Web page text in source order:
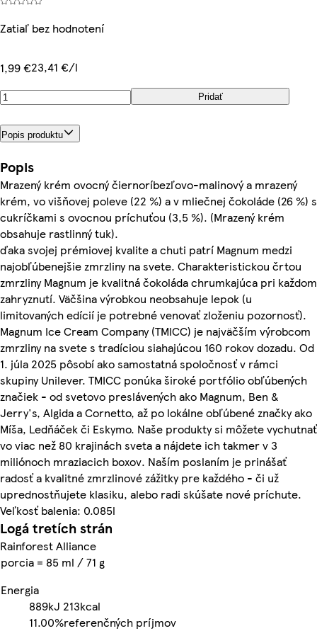
Zatiaľ bez hodnotení
1,99 €23,41 €/l
Pridať
Popis produktu
Popis
Mrazený krém ovocný čiernoríbezľovo-malinový a mrazený
krém, vo višňovej poleve (22 %) a v mliečnej čokoláde (26 %) s
cukríčkami s ovocnou príchuťou (3,5 %). (Mrazený krém
obsahuje rastlinný tuk).
ďaka svojej prémiovej kvalite a chuti patrí Magnum medzi
najobľúbenejšie zmrzliny na svete. Charakteristickou črtou
zmrzliny Magnum je kvalitná čokoláda chrumkajúca pri každom
zahryznutí. Väčšina výrobkou neobsahuje lepok (u
limitovaných edícií je potrebné venovať zloženiu pozornosť).
Magnum Ice Cream Company (TMICC) je najväčším výrobcom
zmrzliny na svete s tradíciou siahajúcou 160 rokov dozadu. Od
1. júla 2025 pôsobí ako samostatná spoločnosť v rámci
skupiny Unilever. TMICC ponúka široké portfólio obľúbených
značiek - od svetovo preslávených ako Magnum, Ben &
Jerry's, Algida a Cornetto, až po lokálne obľúbené značky ako
Míša, Ledňáček či Eskymo. Naše produkty si môžete vychutnať
vo viac než 80 krajinách sveta a nájdete ich takmer v 3
miliónoch mraziacich boxov. Naším poslaním je prinášať
radosť a kvalitné zmrzlinové zážitky pre každého - či už
uprednostňujete klasiku, alebo radi skúšate nové príchute.
Veľkosť balenia: 0.085l
Logá tretích strán
Rainforest Alliance
porcia = 85 ml / 71 g
Energia
889kJ 213kcal
11.00%referenčných príjmov